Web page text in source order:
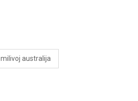
milivoj australija